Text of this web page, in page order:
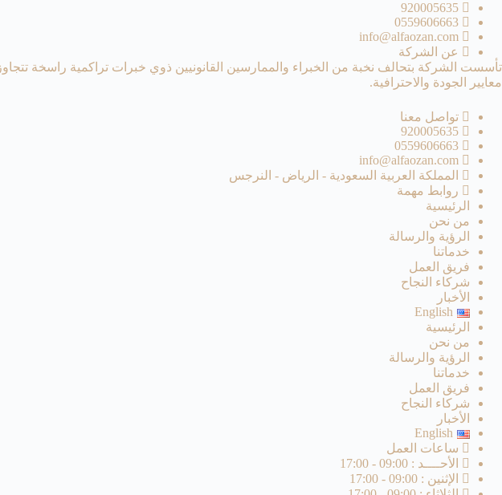
920005635
0559606663
info@alfaozan.com
عن الشركة
تأسست الشركة بتحالف نخبة من الخبراء والممارسين القانونيين ذوي خبرات تراكمية راسخة
معايير الجودة والاحترافية.
تواصل معنا
920005635
0559606663
info@alfaozan.com
المملكة العربية السعودية - الرياض - النرجس
روابط مهمة
الرئيسية
من نحن
الرؤية والرسالة
خدماتنا
فريق العمل
شركاء النجاح
الأخبار
English
الرئيسية
من نحن
الرؤية والرسالة
خدماتنا
فريق العمل
شركاء النجاح
الأخبار
English
ساعات العمل
الأحــــد : 09:00 - 17:00
الإثنين : 09:00 - 17:00